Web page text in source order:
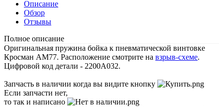
Описание
Обзор
Отзывы
Полное описание
Оригинальная пружина бойка к пневматической винтовке
Кросман AM77. Расположение смотрите на взрыв-схеме.
Цифровой код детали - 2200А032.
Запчасть в наличии когда вы видите кнопку
Если запчасти нет,
то так и написано